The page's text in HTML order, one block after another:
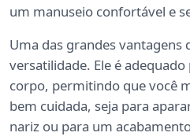
um manuseio confortável e
Uma das grandes vantagens
versatilidade. Ele é
corpo, permitindo que você
bem cuidada, seja para
nariz ou para um